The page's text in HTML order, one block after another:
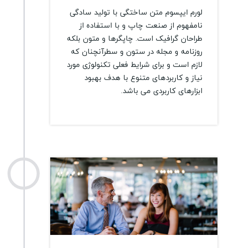
لورم ایپسوم متن ساختگی با تولید سادگی
نامفهوم از صنعت چاپ و با استفاده از
طراحان گرافیک است. چاپگرها و متون بلکه
روزنامه و مجله در ستون و سطرآنچنان که
لازم است و برای شرایط فعلی تکنولوژی مورد
نیاز و کاربردهای متنوع با هدف بهبود
ابزارهای کاربردی می باشد.